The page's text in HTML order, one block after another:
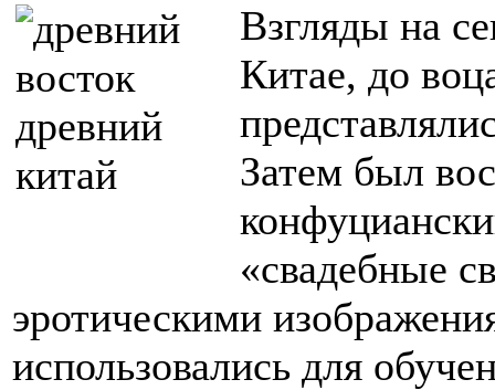
Взгляды на
Китае, до
Затем был
«свадебные
эротическими
использовались для